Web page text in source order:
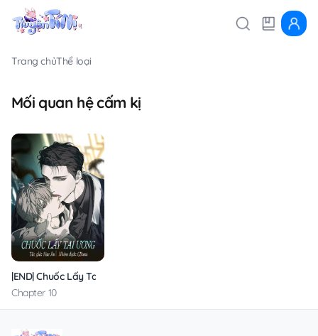
Trang chủThể loại
Mối quan hệ cấm kị
|END| Chuốc Lấy Tai Ương
Chapter 10